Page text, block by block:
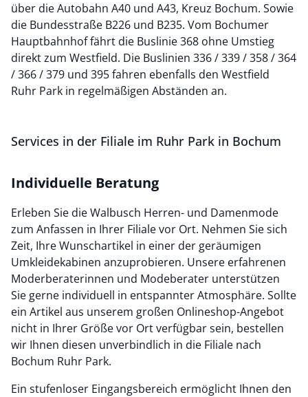
über die Autobahn A40 und A43, Kreuz Bochum. Sowie
die Bundesstraße B226 und B235. Vom Bochumer
Hauptbahnhof fährt die Buslinie 368 ohne Umstieg
direkt zum Westfield. Die Buslinien 336 / 339 / 358 / 364
/ 366 / 379 und 395 fahren ebenfalls den Westfield
Ruhr Park in regelmäßigen Abständen an.
Services in der Filiale im Ruhr Park in Bochum
Individuelle Beratung
Erleben Sie die Walbusch Herren- und Damenmode
zum Anfassen in Ihrer Filiale vor Ort. Nehmen Sie sich
Zeit, Ihre Wunschartikel in einer der geräumigen
Umkleidekabinen anzuprobieren. Unsere erfahrenen
Moderberaterinnen und Modeberater unterstützen
Sie gerne individuell in entspannter Atmosphäre. Sollte
ein Artikel aus unserem großen Onlineshop-Angebot
nicht in Ihrer Größe vor Ort verfügbar sein, bestellen
wir Ihnen diesen unverbindlich in die Filiale nach
Bochum Ruhr Park.
Ein stufenloser Eingangsbereich ermöglicht Ihnen den